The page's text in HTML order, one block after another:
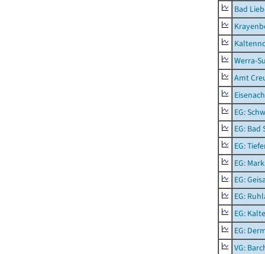
Bad
Werra-
Amt
EG:
EG:
EG:
EG:
EG:
EG:
EG:
EG:
VG: